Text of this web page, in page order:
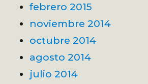
febrero 2015
noviembre 2014
octubre 2014
agosto 2014
julio 2014